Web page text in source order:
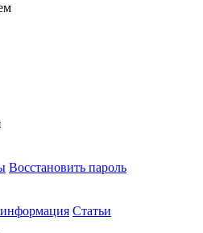
Восстановить пароль
Статьи